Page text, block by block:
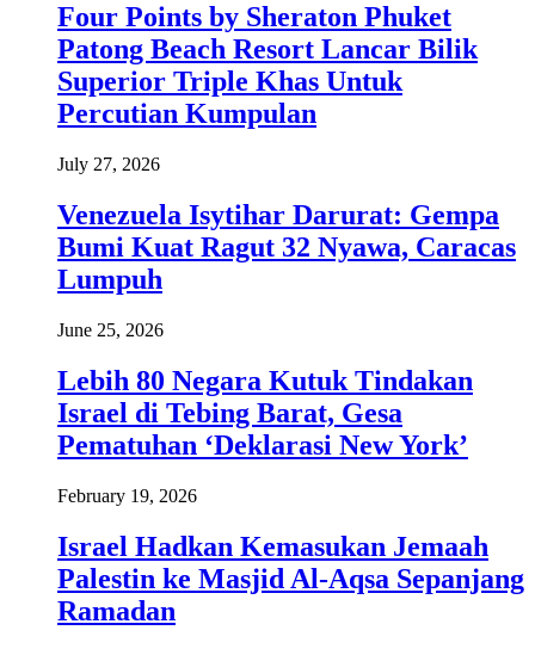
Four Points by Sheraton Phuket
Patong Beach Resort Lancar Bilik
Superior Triple Khas Untuk
Percutian Kumpulan
July 27, 2026
Venezuela Isytihar Darurat: Gempa
Bumi Kuat Ragut 32 Nyawa, Caracas
Lumpuh
June 25, 2026
Lebih 80 Negara Kutuk Tindakan
Israel di Tebing Barat, Gesa
Pematuhan ‘Deklarasi New York’
February 19, 2026
Israel Hadkan Kemasukan Jemaah
Palestin ke Masjid Al-Aqsa Sepanjang
Ramadan